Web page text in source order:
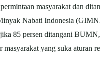
masyarakat dan
Nabati Indonesia
85 persen ditangani
yang suka aturan